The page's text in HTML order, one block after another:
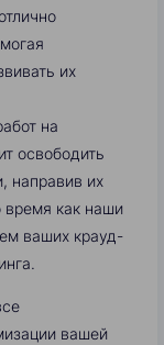
их
на
освободить
направив их
время как наши
ваших крауд-
вашей